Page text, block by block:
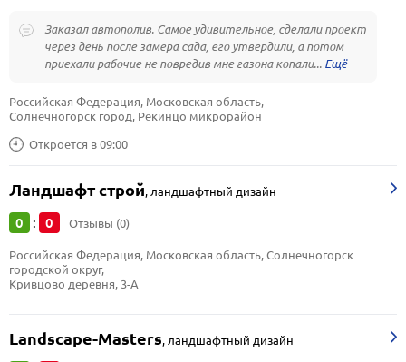
Заказал автополив. Самое удивительное, сделали проект
через день после замера сада, его утвердили, а потом
приехали рабочие не повредив мне газона копали...
Откроется в 09:00
Российская Федерация, Московская область,
Солнечногорск город, Рекинцо микрорайон
Ландшафт строй,ландшафтный дизайн
0 : 0 Отзывы (0)
Российская Федерация, Московская область, Солнечногорск
городской округ,
Кривцово деревня, 3-А
Landscape-Masters,ландшафтный дизайн